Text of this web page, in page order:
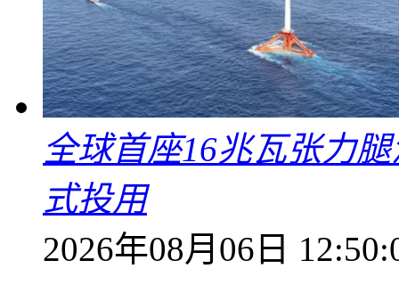
全球首座16兆瓦张力
式投用
2026年08月06日